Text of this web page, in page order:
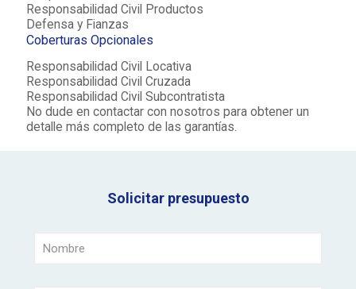
Responsabilidad Civil Productos
Defensa y Fianzas
Coberturas Opcionales
Responsabilidad Civil Locativa
Responsabilidad Civil Cruzada
Responsabilidad Civil Subcontratista
No dude en contactar con nosotros para obtener un
detalle más completo de las garantías.
Solicitar presupuesto